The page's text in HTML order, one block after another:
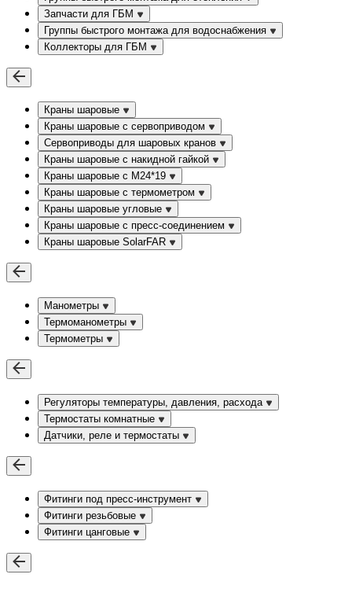
Запчасти для ГБМ
Группы быстрого монтажа для водоснабжения
Коллекторы для ГБМ
Краны шаровые
Краны шаровые с сервоприводом
Сервоприводы для шаровых кранов
Краны шаровые с накидной гайкой
Краны шаровые с М24*19
Краны шаровые с термометром
Краны шаровые угловые
Краны шаровые c пресс-соединением
Краны шаровые SolarFAR
Манометры
Термоманометры
Термометры
Регуляторы температуры, давления, расхода
Термостаты комнатные
Датчики, реле и термостаты
Фитинги под пресс-инструмент
Фитинги резьбовые
Фитинги цанговые